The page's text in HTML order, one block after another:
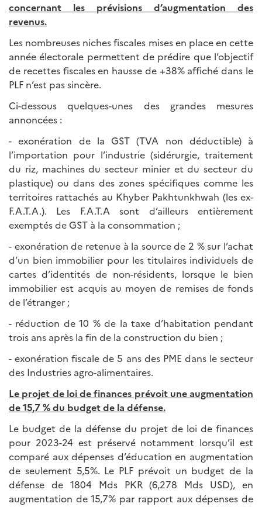
concernant les prévisions d’augmentation des
revenus.
Les nombreuses niches fiscales mises en place en cette
année électorale permettent de prédire que l’objectif
de recettes fiscales en hausse de +38% affiché dans le
PLF n’est pas sincère.
Ci-dessous quelques-unes des grandes mesures
annoncées :
- exonération de la GST (TVA non déductible) à
l’importation pour l’industrie (sidérurgie, traitement
du riz, machines du secteur minier et du secteur du
plastique) ou dans des zones spécifiques comme les
territoires rattachés au Khyber Pakhtunkhwah (les ex-
F.A.T.A.). Les F.A.T.A sont d’ailleurs entièrement
exemptés de GST à la consommation ;
- exonération de retenue à la source de 2 % sur l’achat
d’un bien immobilier pour les titulaires individuels de
cartes d’identités de non-résidents, lorsque le bien
immobilier est acquis au moyen de remises de fonds
de l’étranger ;
- réduction de 10 % de la taxe d’habitation pendant
trois ans après la fin de la construction du bien ;
- exonération fiscale de 5 ans des PME dans le secteur
des Industries agro-alimentaires.
Le projet de loi de finances prévoit une augmentation
de 15,7 % du budget de la défense.
Le budget de la défense du projet de loi de finances
pour 2023-24 est préservé notamment lorsqu’il est
comparé aux dépenses d’éducation en augmentation
de seulement 5,5%. Le PLF prévoit un budget de la
défense de 1804 Mds PKR (6,278 Mds USD), en
augmentation de 15,7% par rapport aux dépenses de